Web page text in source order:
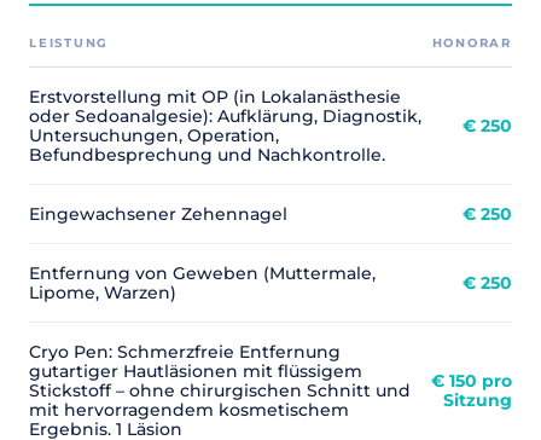
LEISTUNG HONORAR
Erstvorstellung mit OP (in Lokalanästhesie
oder Sedoanalgesie): Aufklärung, Diagnostik,
Untersuchungen, Operation,
Befundbesprechung und Nachkontrolle.
€ 250
Eingewachsener Zehennagel € 250
Entfernung von Geweben (Muttermale,
Lipome, Warzen)
€ 250
Cryo Pen: Schmerzfreie Entfernung
gutartiger Hautläsionen mit flüssigem
Stickstoff – ohne chirurgischen Schnitt und
mit hervorragendem kosmetischem
Ergebnis. 1 Läsion
€ 150 pro
Sitzung